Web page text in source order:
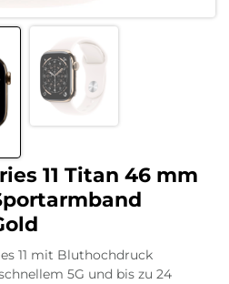
11 Titan 46 mm
11 mit Bluthochdruck
5G und bis zu 24